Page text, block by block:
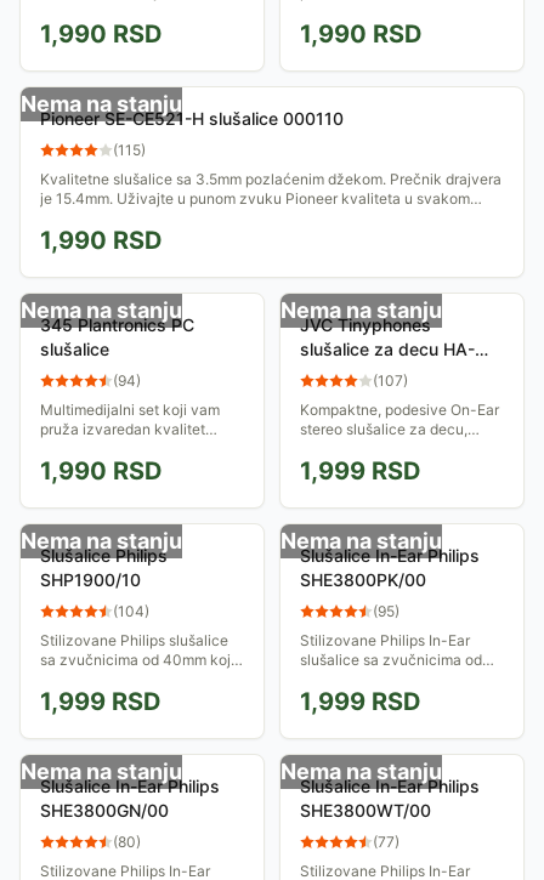
kvaliteta. Model vrhunskog
proizvođača koji je sinonim
za kvalitet i...
1,990 RSD
u punom zvuku Pioneer
kvaliteta u svakom trenutku.
1,990 RSD
Nema na stanju
Pioneer SE-CE521-H slušalice 000110
(115)
Kvalitetne slušalice sa 3.5mm pozlaćenim džekom. Prečnik drajvera
je 15.4mm. Uživajte u punom zvuku Pioneer kvaliteta u svakom
1,990 RSD
Nema na stanju
345 Plantronics PC
slušalice
(94)
Multimedijalni set koji vam
pruža izvaredan kvalitet
1,990 RSD
Nema na stanju
JVC Tinyphones
slušalice za decu HA-
KD5 ljubičasta
(107)
Kompaktne, podesive On-Ear
stereo slušalice za decu,
pakovanju se nalaze stikeri
koji će detetu omogućiti da...
1,999 RSD
Nema na stanju
Slušalice Philips
SHP1900/10
(104)
Stilizovane Philips slušalice
sa zvučnicima od 40mm koji
udobnosti nošenja. Dužina
kabla ovih slušalica je 2m a
sa uređajem se...
1,999 RSD
Nema na stanju
Slušalice In-Ear Philips
SHE3800PK/00
(95)
Stilizovane Philips In-Ear
slušalice sa zvučnicima od
optimalnoj udobnosti nošenja.
Dužina kabla ovih slušalica je
1.2 metra a...
1,999 RSD
Nema na stanju
Slušalice In-Ear Philips
SHE3800GN/00
(80)
Stilizovane Philips In-Ear
Nema na stanju
Slušalice In-Ear Philips
SHE3800WT/00
(77)
Stilizovane Philips In-Ear